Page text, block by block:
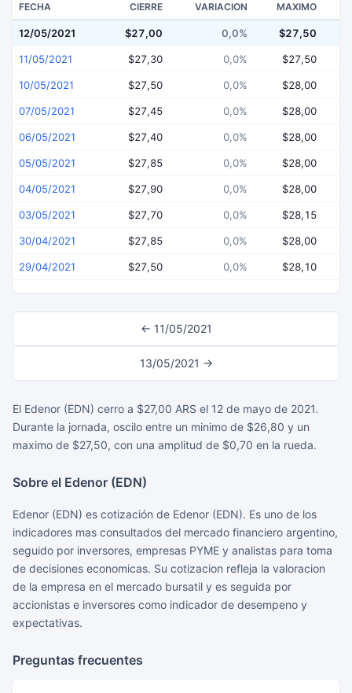
FECHA CIERRE VARIACION MAXIMO
12/05/2021 $27,00 0,0% $27,50
11/05/2021 $27,30 0,0% $27,50
10/05/2021 $27,50 0,0% $28,00
07/05/2021 $27,45 0,0% $28,00
06/05/2021 $27,40 0,0% $28,00
05/05/2021 $27,85 0,0% $28,00
04/05/2021 $27,90 0,0% $28,00
03/05/2021 $27,70 0,0% $28,15
30/04/2021 $27,85 0,0% $28,00
29/04/2021 $27,50 0,0% $28,10
← 11/05/2021
13/05/2021 →
El Edenor (EDN) cerro a $27,00 ARS el 12 de mayo de 2021.
Durante la jornada, oscilo entre un minimo de $26,80 y un
maximo de $27,50, con una amplitud de $0,70 en la rueda.
Sobre el Edenor (EDN)
Edenor (EDN) es cotización de Edenor (EDN). Es uno de los
indicadores mas consultados del mercado financiero argentino,
seguido por inversores, empresas PYME y analistas para toma
de decisiones economicas. Su cotizacion refleja la valoracion
de la empresa en el mercado bursatil y es seguida por
accionistas e inversores como indicador de desempeno y
expectativas.
Preguntas frecuentes